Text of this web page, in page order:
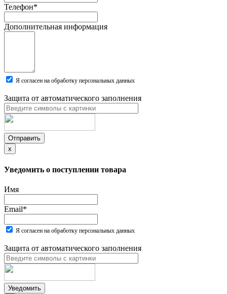
Телефон*
Дополнительная информация
Я согласен на обработку персональных данных
Защита от автоматического заполнения
Отправить
x
Уведомить о поступлении товара
Имя
Email*
Я согласен на обработку персональных данных
Защита от автоматического заполнения
Уведомить